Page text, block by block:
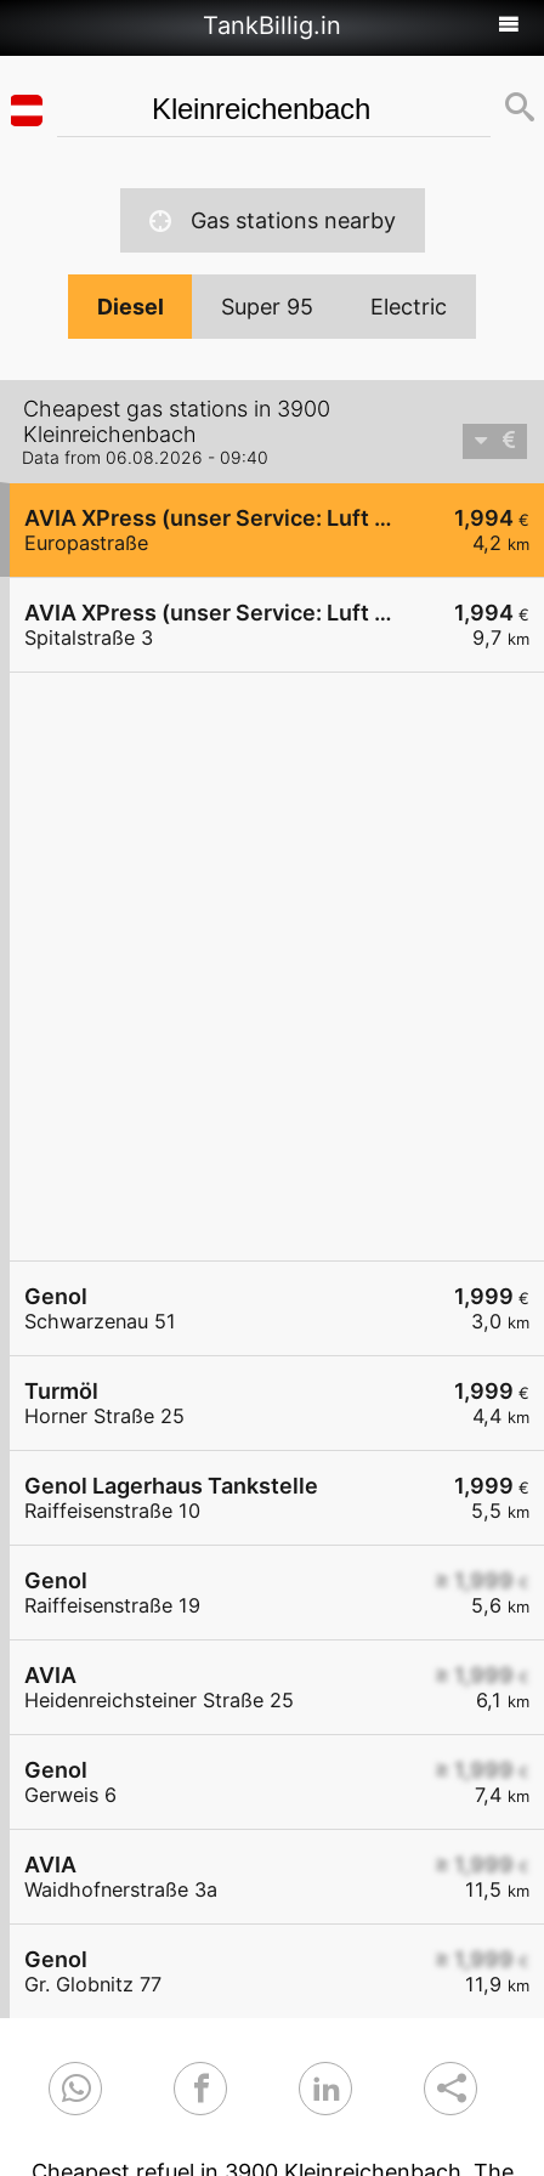
TankBillig.in
Gas stations nearby
Diesel Super 95 Electric
Cheapest gas stations in 3900
Kleinreichenbach
Data from 06.08.2026 - 09:40
1,994 €
4,2 km
AVIA XPress (unser Service: Luft und Wasser)
Europastraße
1,994 €
9,7 km
AVIA XPress (unser Service: Luft und Wasser)
Spitalstraße 3
1,999 €
3,0 km
Genol
Schwarzenau 51
1,999 €
4,4 km
Turmöl
Horner Straße 25
1,999 €
5,5 km
Genol Lagerhaus Tankstelle
Raiffeisenstraße 10
≥ 1,999 €
5,6 km
Genol
Raiffeisenstraße 19
≥ 1,999 €
6,1 km
AVIA
Heidenreichsteiner Straße 25
≥ 1,999 €
7,4 km
Genol
Gerweis 6
≥ 1,999 €
11,5 km
AVIA
Waidhofnerstraße 3a
≥ 1,999 €
11,9 km
Genol
Gr. Globnitz 77